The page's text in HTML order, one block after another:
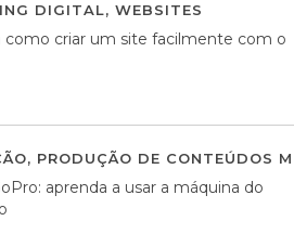
DIGITAL, WEBSITES
como criar um site facilmente com o
, PRODUÇÃO DE CONTEÚDOS
aprenda a usar a máquina do